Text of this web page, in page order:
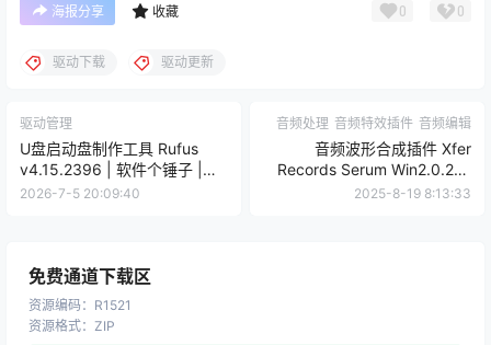
海报分享 收藏 0 0
驱动下载 驱动更新
驱动管理
U盘启动盘制作工具 Rufus
v4.15.2396 | 软件个锤子 |
R2096
2026-7-5 20:09:40
音频处理 音频特效插件 音频编辑
音频波形合成插件 Xfer
Records Serum Win2.0.21 /
Mac2.0.21【软件个锤子
2025-8-19 8:13:33
免费通道下载区
资源编码： R1521
资源格式： ZIP